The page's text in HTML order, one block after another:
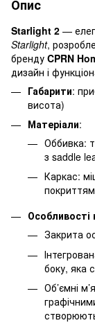
Опис
Starlight 2 —
Starlight,
бренду CPRN
дизайн і
Габарити:
висота)
Матеріали:
Оббивка:
з saddle
Каркас:
покриттям
Особливості
Закрита
боку, яка
Об’ємні